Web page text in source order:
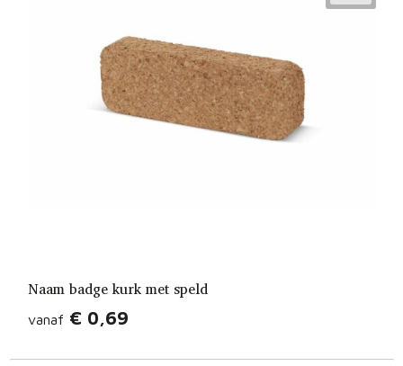
Naam badge kurk met speld
vanaf € 0,69